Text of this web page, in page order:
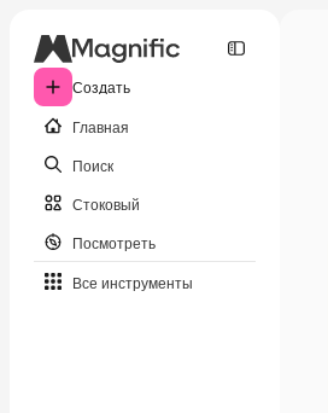
Создать
Главная
Поиск
Стоковый
Посмотреть
Все инструменты